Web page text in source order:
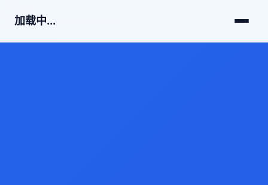
加载中...